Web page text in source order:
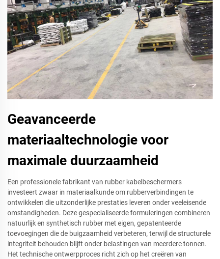
Geavanceerde
materiaaltechnologie voor
maximale duurzaamheid
Een professionele fabrikant van rubber kabelbeschermers
investeert zwaar in materiaalkunde om rubberverbindingen te
ontwikkelen die uitzonderlijke prestaties leveren onder veeleisende
omstandigheden. Deze gespecialiseerde formuleringen combineren
natuurlijk en synthetisch rubber met eigen, gepatenteerde
toevoegingen die de buigzaamheid verbeteren, terwijl de structurele
integriteit behouden blijft onder belastingen van meerdere tonnen.
Het technische ontwerpproces richt zich op het creëren van